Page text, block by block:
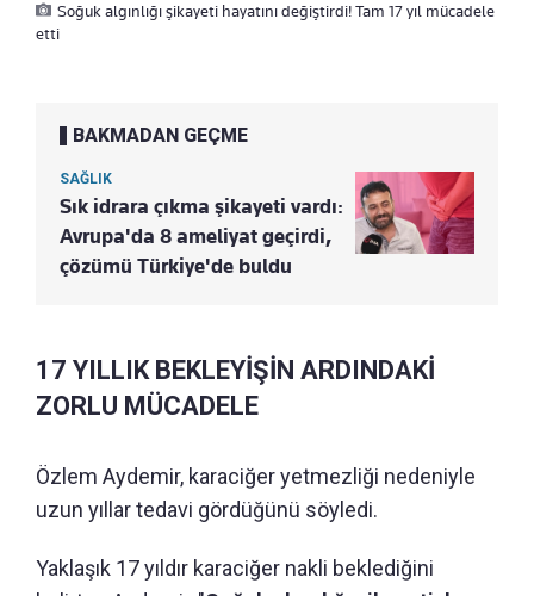
Soğuk algınlığı şikayeti hayatını değiştirdi! Tam 17 yıl mücadele
etti
BAKMADAN GEÇME
SAĞLIK
Sık idrara çıkma şikayeti vardı:
Avrupa'da 8 ameliyat geçirdi,
çözümü Türkiye'de buldu
17 YILLIK BEKLEYİŞİN ARDINDAKİ
ZORLU MÜCADELE
Özlem Aydemir, karaciğer yetmezliği nedeniyle
uzun yıllar tedavi gördüğünü söyledi.
Yaklaşık 17 yıldır karaciğer nakli beklediğini